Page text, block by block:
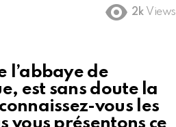
2k Views
l’abbaye de
est sans doute la
vous les
vous présentons ce